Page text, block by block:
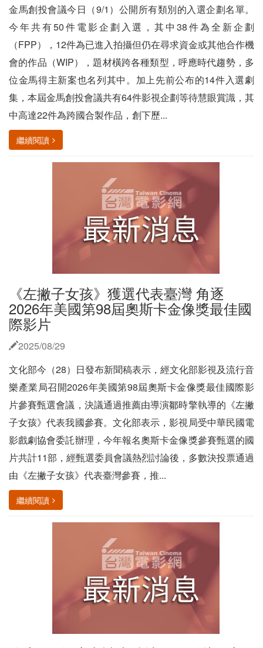
金馬創投會議今日（9/1）公開所有類別的入選企劃名單。
今年共有50件電影企劃入選，其中38件為全新企劃
（FPP），12件為已進入拍攝但仍在尋求資金或其他合作機
會的作品（WIP），題材橫跨各種類型，呼應時代趨勢，多
位金馬得主新案也名列其中。加上先前公布的14件入選劇
集，本屆金馬創投會議共有64件影視企劃等待慧眼賞識，其
中高達22件為跨國合製作品，創下歷...
繼續閱讀
《左撇子女孩》獲選代表臺灣 角逐
2026年美國第98屆奧斯卡金像獎最佳國
際影片
2025/08/29
文化部今（28）日發布新聞稿表示，經文化部影視及流行音
樂產業局召開2026年美國第98屆奧斯卡金像獎最佳國際影
片參賽甄選會議，決議通過推薦由導演鄒時擎執導的《左撇
子女孩》代表我國參賽。文化部表示，影視局受中華民國電
影戲劇協會委託辦理，今年報名奧斯卡金像獎參賽甄選的國
片共計11部，經甄選委員會議熱烈討論後，多數決投票通過
由《左撇子女孩》代表臺灣參賽，推...
繼續閱讀